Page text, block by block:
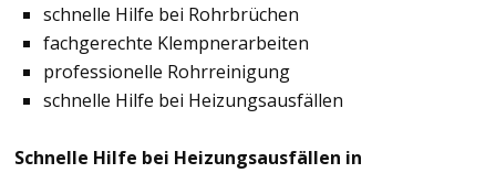
schnelle Hilfe bei Rohrbrüchen
fachgerechte Klempnerarbeiten
professionelle Rohrreinigung
schnelle Hilfe bei Heizungsausfällen
Schnelle Hilfe bei Heizungsausfällen in